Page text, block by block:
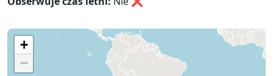
+
−